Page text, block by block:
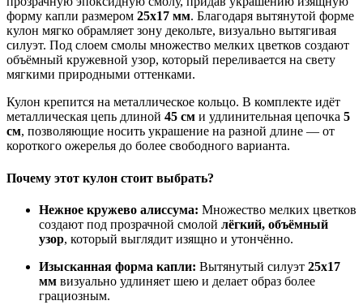
форму капли размером 25х17 мм. Благодаря вытянутой форме
кулон мягко обрамляет зону декольте, визуально вытягивая
силуэт. Под слоем смолы множество мелких цветков создают
объёмный кружевной узор, который переливается на свету
мягкими природными оттенками.
Кулон крепится на металлическое кольцо. В комплекте идёт
металлическая цепь длиной 45 см и удлинительная цепочка 5
см, позволяющие носить украшение на разной длине — от
короткого ожерелья до более свободного варианта.
Почему этот кулон стоит выбрать?
Нежное кружево алиссума: Множество мелких цветков
создают под прозрачной смолой лёгкий, объёмный
узор, который выглядит изящно и утончённо.
Изысканная форма капли: Вытянутый силуэт 25х17
мм визуально удлиняет шею и делает образ более
грациозным.